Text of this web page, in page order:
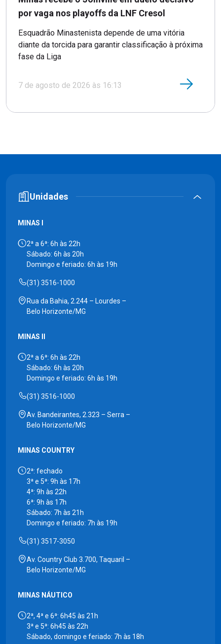
por vaga nos playoffs da LNF Cresol
Esquadrão Minastenista depende de uma vitória
diante da torcida para garantir classificação à próxima
fase da Liga
7 de agosto de 2026 às 16:13
Unidades
MINAS I
2ª a 6ª: 6h às 22h
Sábado: 6h às 20h
Domingo e feriado: 6h às 19h
(31) 3516-1000
Rua da Bahia, 2.244 – Lourdes –
Belo Horizonte/MG
MINAS II
2ª a 6ª: 6h às 22h
Sábado: 6h às 20h
Domingo e feriado: 6h às 19h
(31) 3516-1000
Av. Bandeirantes, 2.323 – Serra –
Belo Horizonte/MG
MINAS COUNTRY
2ª: fechado
3ª e 5ª: 9h às 17h
4ª: 9h às 22h
6ª: 9h às 17h
Sábado: 7h às 21h
Domingo e feriado: 7h às 19h
(31) 3517-3050
Av. Country Club 3.700, Taquaril –
Belo Horizonte/MG
MINAS NÁUTICO
2ª, 4ª e 6ª: 6h45 às 21h
3ª e 5ª: 6h45 às 22h
Sábado, domingo e feriado: 7h às 18h